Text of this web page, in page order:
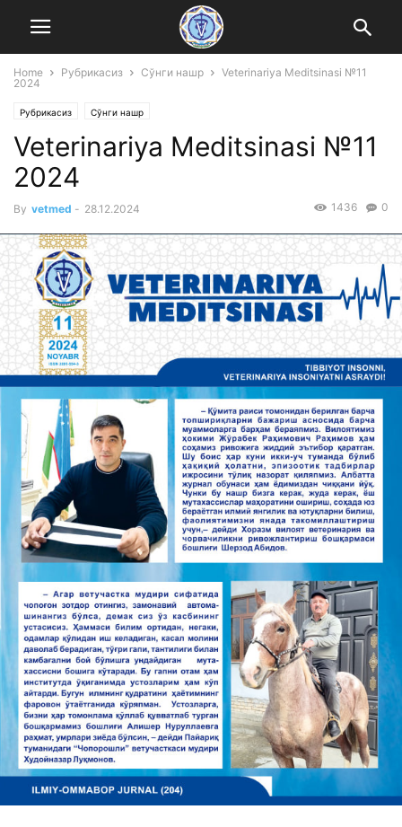
Home Рубрикасиз Сўнги нашр
Veterinariya Meditsinasi №11
2024
Рубрикасиз Сўнги нашр
Veterinariya Meditsinasi №11
2024
By vetmed - 28.12.2024 0
1436